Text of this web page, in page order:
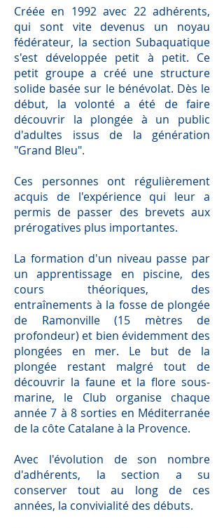
Créée en 1992 avec 22 adhérents,
qui sont vite devenus un noyau
fédérateur, la section Subaquatique
s'est développée petit à petit. Ce
petit groupe a créé une structure
solide basée sur le bénévolat. Dès le
début, la volonté a été de faire
découvrir la plongée à un public
d'adultes issus de la génération
"Grand Bleu".
Ces personnes ont régulièrement
acquis de l'expérience qui leur a
permis de passer des brevets aux
prérogatives plus importantes.
La formation d'un niveau passe par
un apprentissage en piscine, des
cours théoriques, des
entraînements à la fosse de plongée
de Ramonville (15 mètres de
profondeur) et bien évidemment des
plongées en mer. Le but de la
plongée restant malgré tout de
découvrir la faune et la flore sous-
marine, le Club organise chaque
année 7 à 8 sorties en Méditerranée
de la côte Catalane à la Provence.
Avec l'évolution de son nombre
d'adhérents, la section a su
conserver tout au long de ces
années, la convivialité des débuts.